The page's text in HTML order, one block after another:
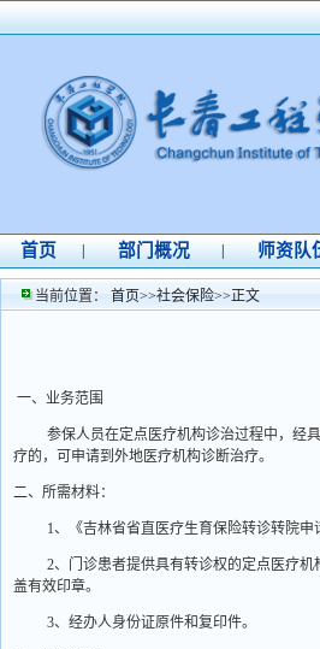
首页 部门概况 师资队
当前位置： 首页>>社会保险>>正文
一、业务范围
参保人员在定点医疗机构诊治过程中，经
疗的，可申请到外地医疗机构诊断治疗。
二、所需材料：
1、《吉林省省直医疗生育保险转诊转院
2、门诊患者提供具有转诊权的定点医疗
盖有效印章。
3、经办人身份证原件和复印件。